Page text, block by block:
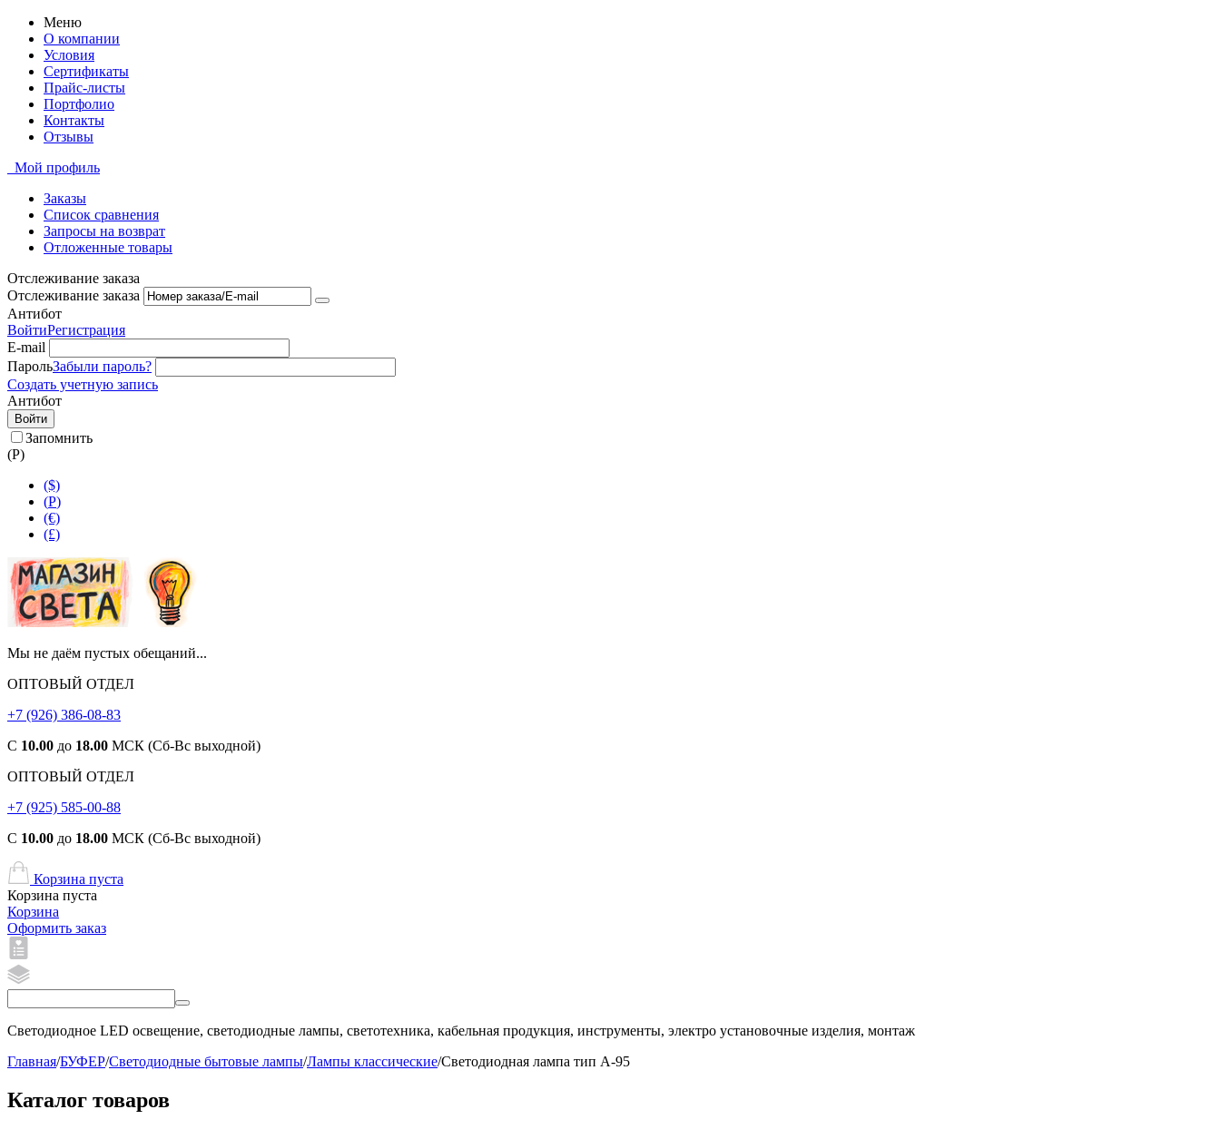
Меню
О компании
Условия
Сертификаты
Прайс-листы
Портфолио
Контакты
Отзывы
Мой профиль
Заказы
Список сравнения
Запросы на возврат
Отложенные товары
Отслеживание заказа
Отслеживание заказа
Антибот
ВойтиРегистрация
E-mail
ПарольЗабыли пароль?
Создать учетную запись
Антибот
Войти
Запомнить
(Р)
($)
(Р)
(€)
(£)
Мы не даём пустых обещаний...
ОПТОВЫЙ ОТДЕЛ
+7 (926) 386-08-83
С 10.00 до 18.00 МСК (Сб-Вс выходной)
ОПТОВЫЙ ОТДЕЛ
+7 (925) 585-00-88
С 10.00 до 18.00 МСК (Сб-Вс выходной)
Корзина пуста
Корзина пуста
Корзина
Оформить заказ
Светодиодное LED освещение, светодиодные лампы, светотехника, кабельная продукция, инструменты, электро установочные изделия, монтаж
Главная/БУФЕР/Светодиодные бытовые лампы/Лампы классические/Светодиодная лампа тип A-95
Каталог товаров